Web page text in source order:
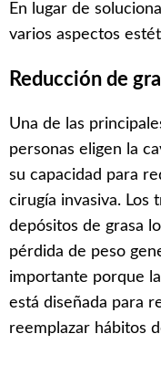
En lugar de
varios aspectos
Reducción de
Una de las
personas eligen la
su capacidad para
cirugía invasiva. Los
depósitos de grasa
pérdida de peso
importante porque
está diseñada para
reemplazar hábitos